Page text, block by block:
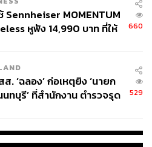
Sennheiser MOMENTUM
หูฟัง 14,990 บาท ที่ให้
660
. ‘ฉลอง’ ก่อเหตุยิง ‘นายก
ทบุรี’ ที่สำนักงาน ตำรวจรุด
529